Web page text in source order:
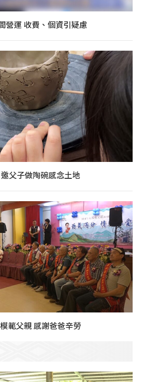
營運 收費、個資引疑慮
父子做陶碗感念土地
範父親 感謝爸爸辛勞